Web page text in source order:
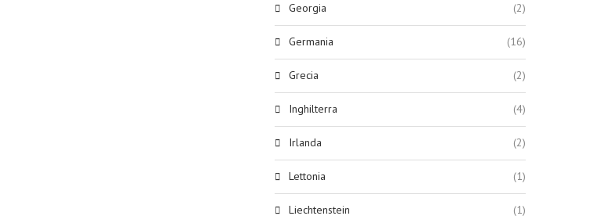
Georgia (2)
Germania (16)
Grecia (2)
Inghilterra (4)
Irlanda (2)
Lettonia (1)
Liechtenstein (1)